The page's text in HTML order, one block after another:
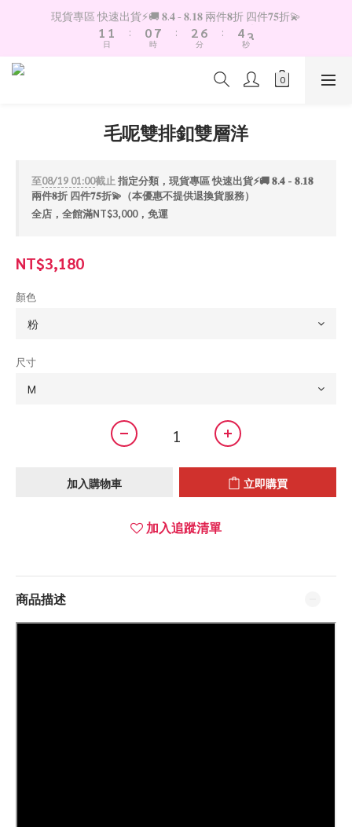
現貨專區 快速出貨⚡️🚚 𝟖.𝟒 - 𝟖.𝟏𝟖 兩件𝟖折 四件𝟕𝟓折💫
2
1
0
2
1
0
日
:
1
0
8
7
6
1
時
:
3
2
1
7
6
5
0
分
:
5
4
3
1
4
3
2
0
秒
毛呢雙排釦雙層洋
至08/19 01:00截止 指定分類，現貨專區 快速出貨⚡️🚚 𝟖.𝟒 - 𝟖.𝟏𝟖
兩件𝟖折 四件𝟕𝟓折💫（本優惠不提供退換貨服務）
全店，全館滿NT$3,000，免運
NT$3,180
顏色
尺寸
加入購物車 立即購買
加入追蹤清單
商品描述